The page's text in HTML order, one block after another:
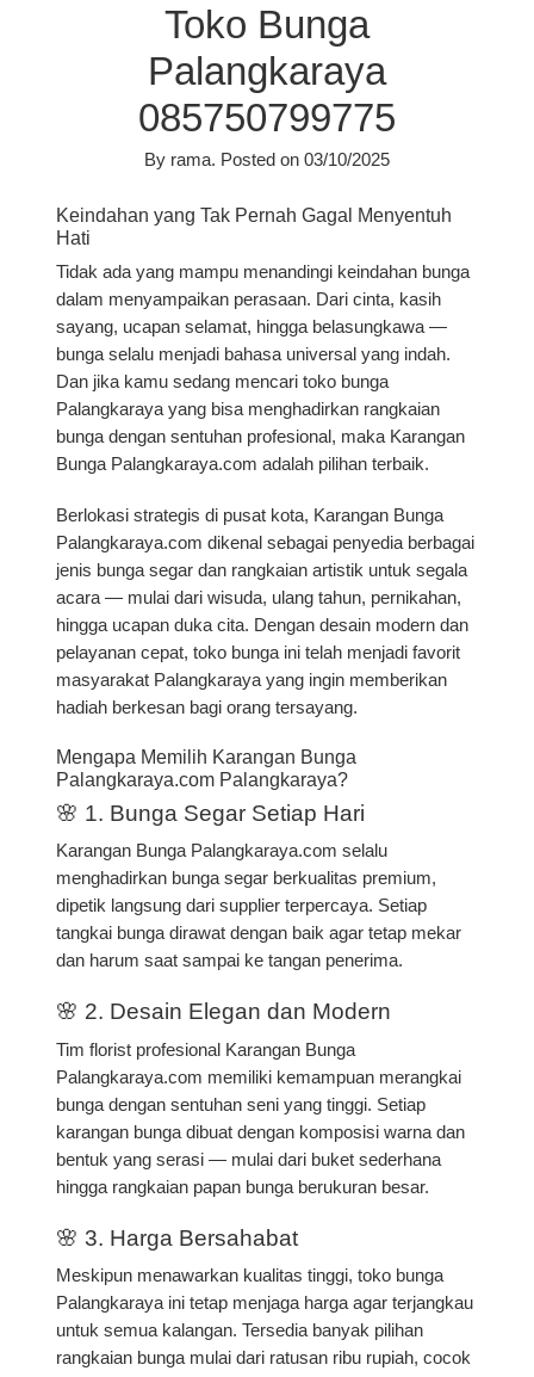
Toko Bunga
Palangkaraya
085750799775
By rama. Posted on 03/10/2025
Keindahan yang Tak Pernah Gagal Menyentuh
Hati
Tidak ada yang mampu menandingi keindahan bunga
dalam menyampaikan perasaan. Dari cinta, kasih
sayang, ucapan selamat, hingga belasungkawa —
bunga selalu menjadi bahasa universal yang indah.
Dan jika kamu sedang mencaritoko bunga
Palangkaraya yang bisa menghadirkan rangkaian
bunga dengan sentuhan profesional, maka Karangan
Bunga Palangkaraya.com adalah pilihan terbaik.
Berlokasi strategis di pusat kota, Karangan Bunga
Palangkaraya.comdikenal sebagai penyedia berbagai
jenis bunga segar dan rangkaian artistik untuk segala
acara — mulai dari wisuda, ulang tahun, pernikahan,
hingga ucapan duka cita. Dengan desain modern dan
pelayanan cepat, toko bunga ini telah menjadi favorit
masyarakat Palangkaraya yang ingin memberikan
hadiah berkesan bagi orang tersayang.
Mengapa Memilih Karangan Bunga
Palangkaraya.com Palangkaraya?
🌸 1. Bunga Segar Setiap Hari
Karangan Bunga Palangkaraya.com selalu
menghadirkan bunga segar berkualitas premium,
dipetik langsung dari supplier terpercaya. Setiap
tangkai bunga dirawat dengan baik agar tetap mekar
dan harum saat sampai ke tangan penerima.
🌸 2. Desain Elegan dan Modern
Tim florist profesional Karangan Bunga
Palangkaraya.com memiliki kemampuan merangkai
bunga dengan sentuhan seni yang tinggi. Setiap
karangan bunga dibuat dengan komposisi warna dan
bentuk yang serasi — mulai dari buket sederhana
hingga rangkaian papan bunga berukuran besar.
🌸 3. Harga Bersahabat
Meskipun menawarkan kualitas tinggi,toko bunga
Palangkaraya ini tetap menjaga harga agar terjangkau
untuk semua kalangan. Tersedia banyak pilihan
rangkaian bunga mulai dari ratusan ribu rupiah, cocok